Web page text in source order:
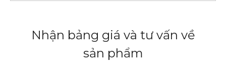
Nhận bảng giá và tư vấn về
sản phẩm